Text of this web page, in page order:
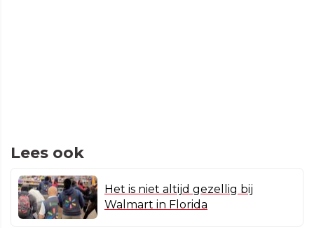
Lees ook
Het is niet altijd gezellig bij
Walmart in Florida